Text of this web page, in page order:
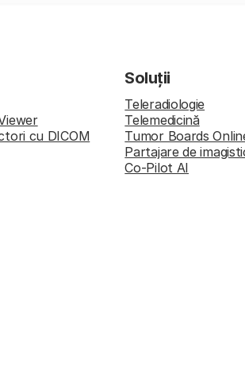
cu DICOM
Soluții
Teleradiologie
Telemedicină
Tumor Boards
Partajare de
Co-Pilot AI